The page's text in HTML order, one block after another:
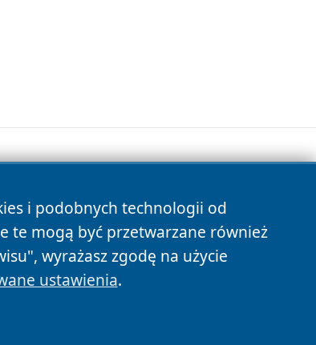
i podobnych technologii od
te mogą być przetwarzane również
wyrażasz zgodę na użycie
ustawienia.